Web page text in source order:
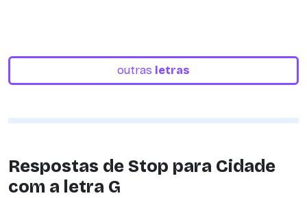
outras letras
Respostas de Stop para Cidade
com a letra G